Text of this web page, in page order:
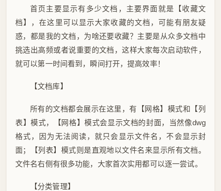
首页主要显示有多少文档，主要界面就是【收藏文
档】，在这里可以显示大家收藏的文档，可能有朋友疑
惑，都是我的文档，为啥还要收藏？主要是从众多文档中
挑选出高频或者说重要的文档，这样大家每次启动软件，
就可以第一时间看到，瞬间打开，提高效率！
【文档库】
所有的文档都会展示在这里，有【网格】模式和【列
表】模式，【网格】模式会显示文档的封面，当然像dwg
格式，因为无法阅读，就只会显示文件名，不会显示封
面；【列表】模式则是直观地以文件名来显示所有文档。
文件名右侧有很多功能，大家首次实用都可以逐一尝试。
【分类管理】